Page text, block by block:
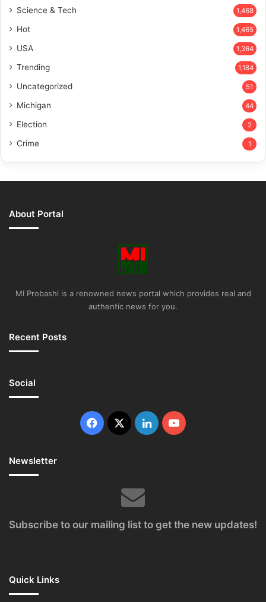
Science & Tech 1,468
Hot 1,465
USA 1,364
Trending 1,184
Uncategorized 51
Michigan 44
Election 2
Crime 1
About Portal
MI Probashi is a renowned news portal which provides real and
authentic news for you.
Recent Posts
Social
Facebook
X LinkedInYouTube
Newsletter
Subscribe to our mailing list to get the new updates!
Quick Links